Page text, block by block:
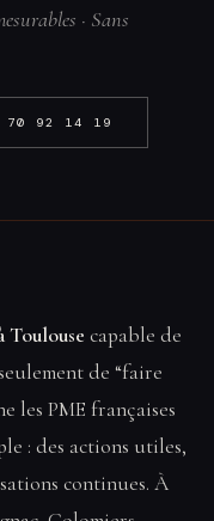
· Sans
70 92 14 19
Toulouse capable de
de “faire
les PME françaises
: des actions utiles,
continues. À